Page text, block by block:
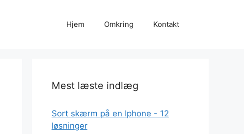
Hjem Omkring Kontakt
Mest læste indlæg
Sort skærm på en Iphone - 12
løsninger